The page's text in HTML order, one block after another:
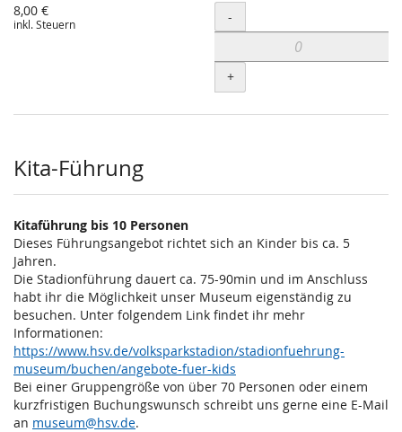
8,00 €
inkl. Steuern Menge
-
+
Kita-Führung
Kitaführung bis 10 Personen
Dieses Führungsangebot richtet sich an Kinder bis ca. 5
Jahren.
Die Stadionführung dauert ca. 75-90min und im Anschluss
habt ihr die Möglichkeit unser Museum eigenständig zu
besuchen. Unter folgendem Link findet ihr mehr
Informationen:
https://www.hsv.de/volksparkstadion/stadionfuehrung-
museum/buchen/angebote-fuer-kids
Bei einer Gruppengröße von über 70 Personen oder einem
kurzfristigen Buchungswunsch schreibt uns gerne eine E-Mail
an museum@hsv.de.